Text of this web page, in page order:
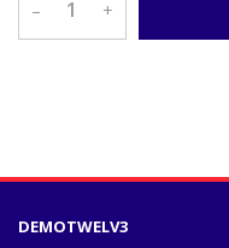
– +
DEMOTWELV3